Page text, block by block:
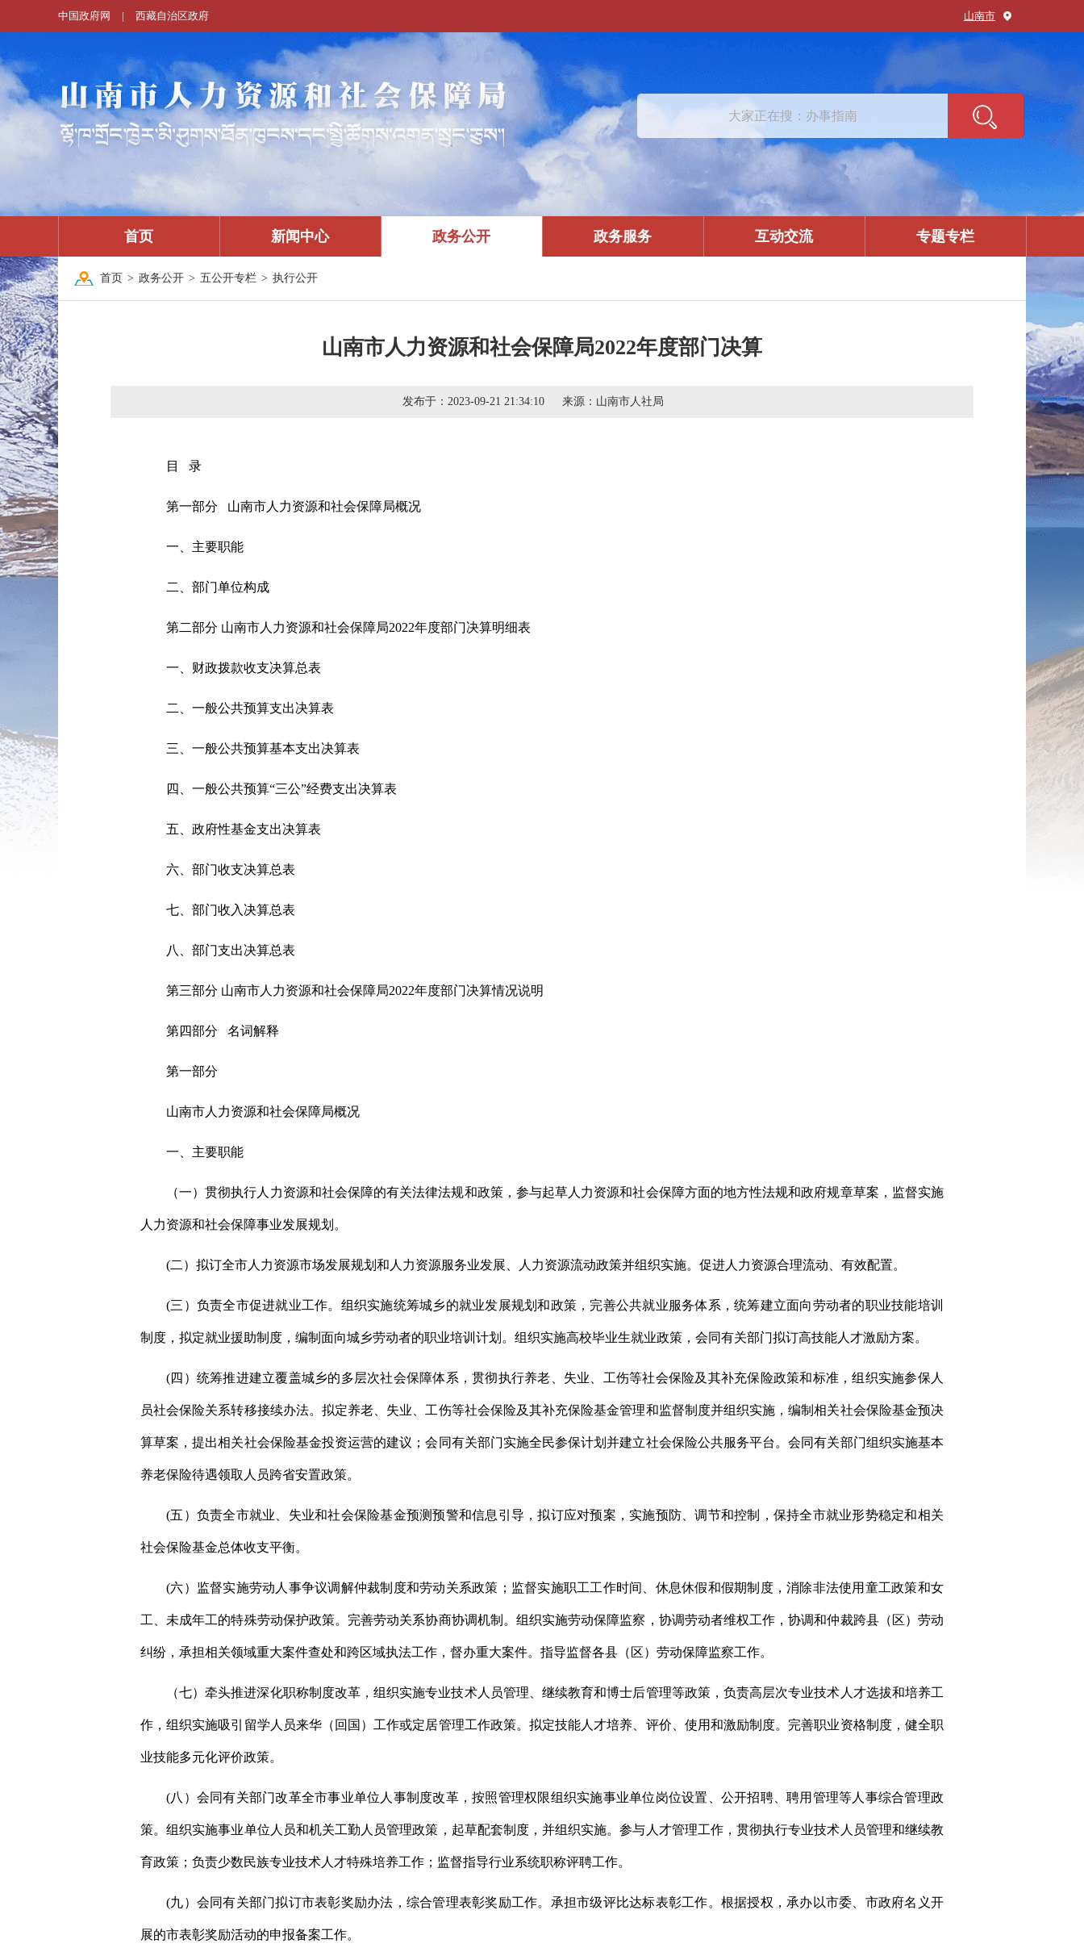
中国政府网 | 西藏自治区政府 山南市
首页 新闻中心 政务公开 政务服务 互动交流 专题专栏
首页 > 政务公开 > 五公开专栏 > 执行公开
山南市人力资源和社会保障局2022年度部门决算
发布于： 2023-09-21 21:34:10 来源： 山南市人社局
目 录
第一部分 山南市人力资源和社会保障局概况
一、主要职能
二、部门单位构成
第二部分 山南市人力资源和社会保障局2022年度部门决算明细表
一、财政拨款收支决算总表
二、一般公共预算支出决算表
三、一般公共预算基本支出决算表
四、一般公共预算“三公”经费支出决算表
五、政府性基金支出决算表
六、部门收支决算总表
七、部门收入决算总表
八、部门支出决算总表
第三部分 山南市人力资源和社会保障局2022年度部门决算情况说明
第四部分 名词解释
第一部分
山南市人力资源和社会保障局概况
一、主要职能
（一）贯彻执行人力资源和社会保障的有关法律法规和政策，参与起草人力资源和社会保障方面的地方性法规和政府规章草案，监督实施
人力资源和社会保障事业发展规划。
(二）拟订全市人力资源市场发展规划和人力资源服务业发展、人力资源流动政策并组织实施。促进人力资源合理流动、有效配置。
(三）负责全市促进就业工作。组织实施统筹城乡的就业发展规划和政策，完善公共就业服务体系，统筹建立面向劳动者的职业技能培训
制度，拟定就业援助制度，编制面向城乡劳动者的职业培训计划。组织实施高校毕业生就业政策，会同有关部门拟订高技能人才激励方案。
(四）统筹推进建立覆盖城乡的多层次社会保障体系，贯彻执行养老、失业、工伤等社会保险及其补充保险政策和标准，组织实施参保人
员社会保险关系转移接续办法。拟定养老、失业、工伤等社会保险及其补充保险基金管理和监督制度并组织实施，编制相关社会保险基金预决
算草案，提出相关社会保险基金投资运营的建议；会同有关部门实施全民参保计划并建立社会保险公共服务平台。会同有关部门组织实施基本
养老保险待遇领取人员跨省安置政策。
(五）负责全市就业、失业和社会保险基金预测预警和信息引导，拟订应对预案，实施预防、调节和控制，保持全市就业形势稳定和相关
社会保险基金总体收支平衡。
(六）监督实施劳动人事争议调解仲裁制度和劳动关系政策；监督实施职工工作时间、休息休假和假期制度，消除非法使用童工政策和女
工、未成年工的特殊劳动保护政策。完善劳动关系协商协调机制。组织实施劳动保障监察，协调劳动者维权工作，协调和仲裁跨县（区）劳动
纠纷，承担相关领域重大案件查处和跨区域执法工作，督办重大案件。指导监督各县（区）劳动保障监察工作。
（七）牵头推进深化职称制度改革，组织实施专业技术人员管理、继续教育和博士后管理等政策，负责高层次专业技术人才选拔和培养工
作，组织实施吸引留学人员来华（回国）工作或定居管理工作政策。拟定技能人才培养、评价、使用和激励制度。完善职业资格制度，健全职
业技能多元化评价政策。
(八）会同有关部门改革全市事业单位人事制度改革，按照管理权限组织实施事业单位岗位设置、公开招聘、聘用管理等人事综合管理政
策。组织实施事业单位人员和机关工勤人员管理政策，起草配套制度，并组织实施。参与人才管理工作，贯彻执行专业技术人员管理和继续教
育政策；负责少数民族专业技术人才特殊培养工作；监督指导行业系统职称评聘工作。
(九）会同有关部门拟订市表彰奖励办法，综合管理表彰奖励工作。承担市级评比达标表彰工作。根据授权，承办以市委、市政府名义开
展的市表彰奖励活动的申报备案工作。